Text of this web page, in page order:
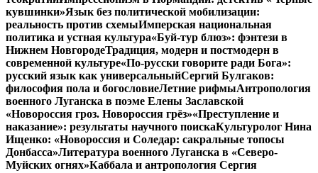
кувшинки»Язык без политической мобилизации:
реальность против схемыИмперская национальная
политика и устная культура«Буй-тур блюз»: фэнтези в
Нижнем НовгородеТрадиция, модерн и постмодерн в
современной культуре«По-русски говорите ради Бога»:
русский язык как универсальныйСергий Булгаков:
философия пола и богословиеЛетние рифмыАнтропология
военного Луганска в поэме Елены Заславской
«Новороссия гроз. Новороссия грёз»«Преступление и
наказание»: результаты научного поискаКультуролог Нина
Ищенко: «Новороссия и Соледар: сакральные топосы
Донбасса»Литература военного Луганска в «Северо-
Муйских огнях»Каббала и антропология Сергия